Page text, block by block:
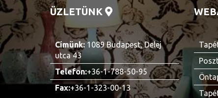
ÜZLETÜNK
Címünk: 1089 Budapest, Delej
utca 43
Telefon:+36-1-788-50-95
Fax:+36-1-323-00-13